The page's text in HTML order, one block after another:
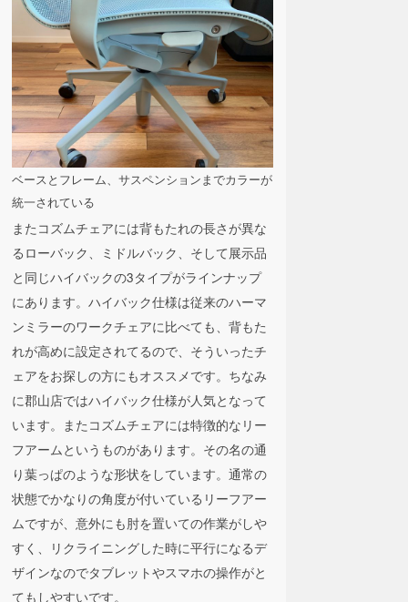
ベースとフレーム、サスペンションまでカラーが
統一されている
またコズムチェアには背もたれの長さが異な
るローバック、ミドルバック、そして展示品
と同じハイバックの3タイプがラインナップ
にあります。ハイバック仕様は従来のハーマ
ンミラーのワークチェアに比べても、背もた
れが高めに設定されてるので、そういったチ
ェアをお探しの方にもオススメです。ちなみ
に郡山店ではハイバック仕様が人気となって
います。またコズムチェアには特徴的なリー
フアームというものがあります。その名の通
り葉っぱのような形状をしています。通常の
状態でかなりの角度が付いているリーフアー
ムですが、意外にも肘を置いての作業がしや
すく、リクライニングした時に平行になるデ
ザインなのでタブレットやスマホの操作がと
てもしやすいです。